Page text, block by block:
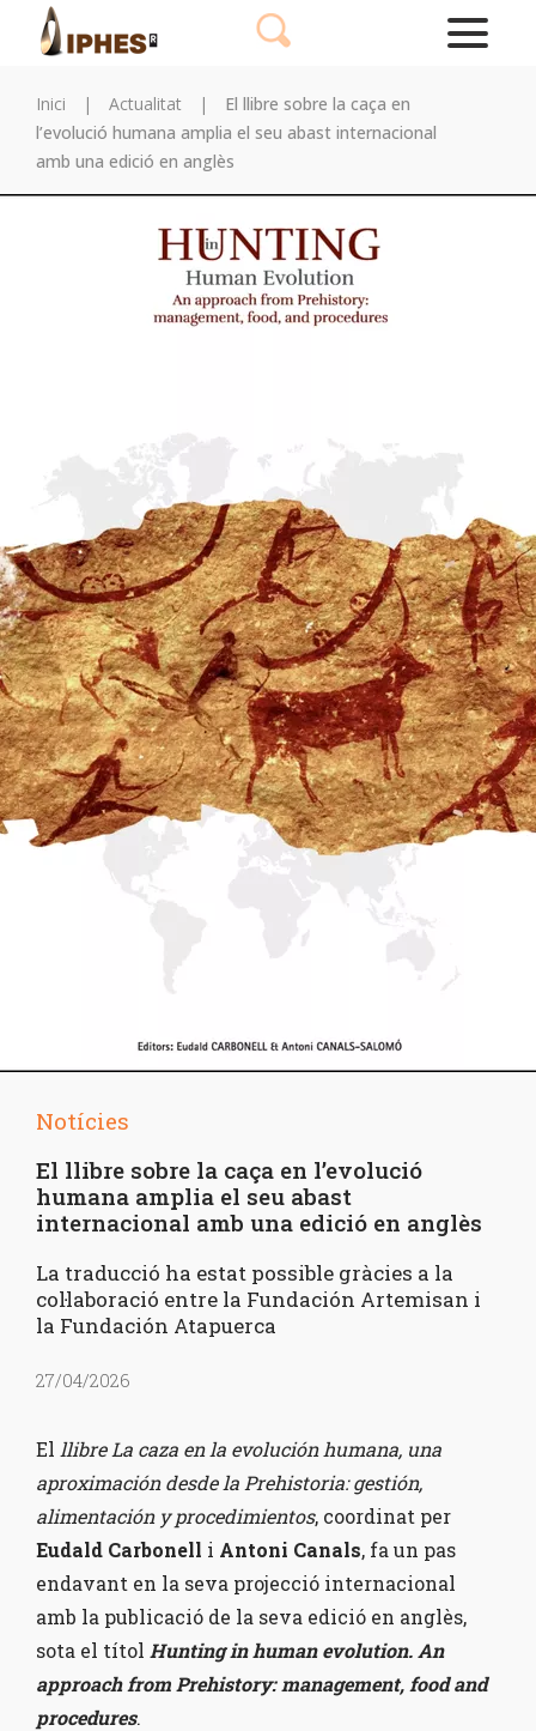
Inici | Actualitat |
El llibre sobre la caça en
l’evolució humana amplia el seu abast internacional
amb una edició en anglès
Notícies
El llibre sobre la caça en l’evolució
humana amplia el seu abast
internacional amb una edició en anglès
La traducció ha estat possible gràcies a la
col·laboració entre la Fundación Artemisan i
la Fundación Atapuerca
27/04/2026
El llibre La caza en la evolución humana, una
aproximación desde la Prehistoria: gestión,
alimentación y procedimientos, coordinat per
Eudald Carbonell i Antoni Canals, fa un pas
endavant en la seva projecció internacional
amb la publicació de la seva edició en anglès,
sota el títol Hunting in human evolution. An
approach from Prehistory: management, food and
procedures.